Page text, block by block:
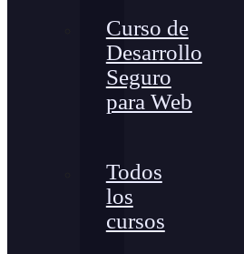
Curso de
Desarrollo
Seguro
para Web
Todos
los
cursos